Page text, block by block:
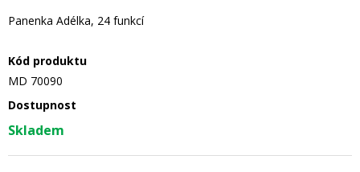
Panenka Adélka, 24 funkcí
Kód produktu
MD 70090
Dostupnost
Skladem